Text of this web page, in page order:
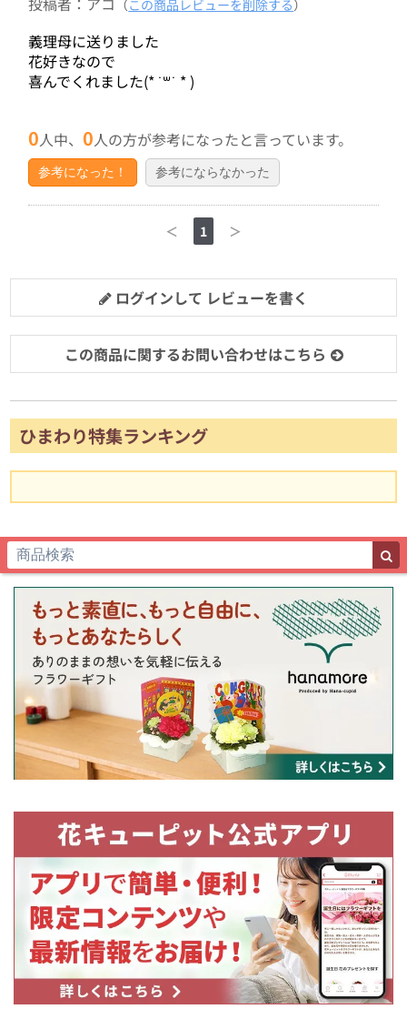
（この商品レビューを削除する）
義理母に送りました
花好きなので
喜んでくれました(* ˙꒳˙ * )
0人中、0人の方が参考になったと言っています。
参考になった！ 参考にならなかった
＜ 1 ＞
ログインして レビューを書く
この商品に関するお問い合わせはこちら
ひまわり特集ランキング